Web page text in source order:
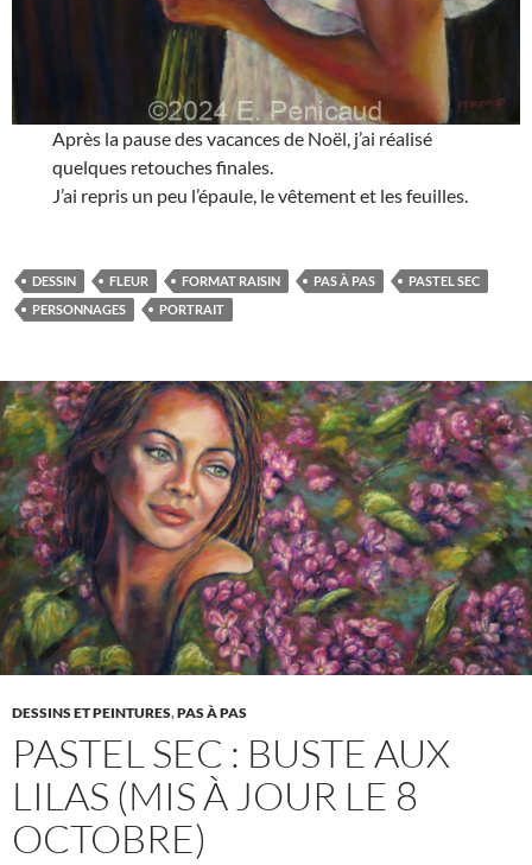
Après la pause des vacances de Noël, j’ai réalisé
quelques retouches finales.
J’ai repris un peu l’épaule, le vêtement et les feuilles.
DESSIN FLEUR FORMAT RAISIN PAS À PAS
PASTEL SEC
PERSONNAGES
PORTRAIT
DESSINS ET PEINTURES,PAS À PAS
PASTEL SEC : BUSTE AUX
LILAS (MIS À JOUR LE 8
OCTOBRE)